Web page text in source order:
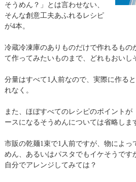
そうめん？」とは言わせない、
そんな創意工夫あふれるレシピ
が4本。
冷蔵冷凍庫のありものだけで作れるもの
て作ってみたいものまで、どれもおいし
分量はすべて1人前なので、実際に作る
れなく。
また、ほぼすべてのレシピのポイントが
ースになるそうめんについては省略しま
市販の乾麺1束で1人前ですが、物によっ
めん、あるいはパスタでもイケそうです
自分でアレンジしてみては？